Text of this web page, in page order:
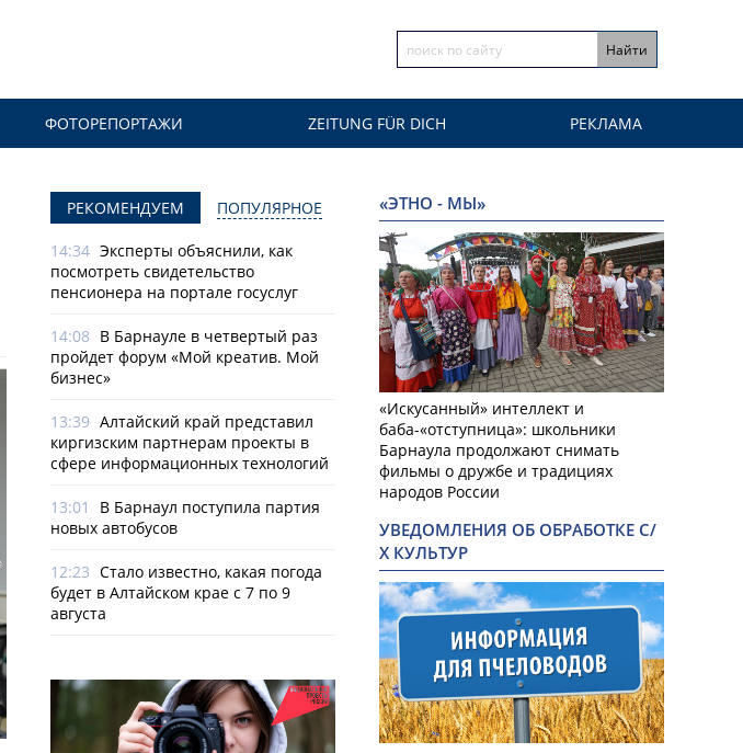
ФОТОРЕПОРТАЖИ ZEITUNG FÜR DICH РЕКЛАМА
РЕКОМЕНДУЕМ ПОПУЛЯРНОЕ
14:34 Эксперты объяснили, как
посмотреть свидетельство
пенсионера на портале госуслуг
14:08 В Барнауле в четвертый раз
пройдет форум «Мой креатив. Мой
бизнес»
13:39 Алтайский край представил
киргизским партнерам проекты в
сфере информационных технологий
13:01
В Барнаул поступила партия
новых автобусов
12:23 Стало известно, какая погода
будет в Алтайском крае с 7 по 9
августа
«ЭТНО - МЫ»
«Искусанный» интеллект и
баба-«отступница»: школьники
Барнаула продолжают снимать
фильмы о дружбе и традициях
народов России
УВЕДОМЛЕНИЯ ОБ ОБРАБОТКЕ С/
Х КУЛЬТУР